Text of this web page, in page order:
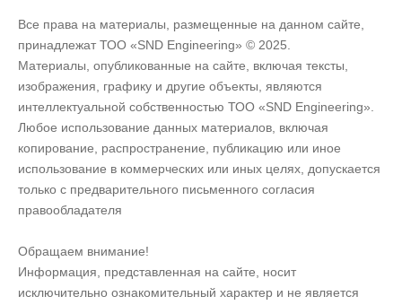
Все права на материалы, размещенные на данном сайте,
принадлежат ТОО «SND Engineering» © 2025.
Материалы, опубликованные на сайте, включая тексты,
изображения, графику и другие объекты, являются
интеллектуальной собственностью ТОО «SND Engineering».
Любое использование данных материалов, включая
копирование, распространение, публикацию или иное
использование в коммерческих или иных целях, допускается
только с предварительного письменного согласия
правообладателя
Обращаем внимание!
Информация, представленная на сайте, носит
исключительно ознакомительный характер и не является